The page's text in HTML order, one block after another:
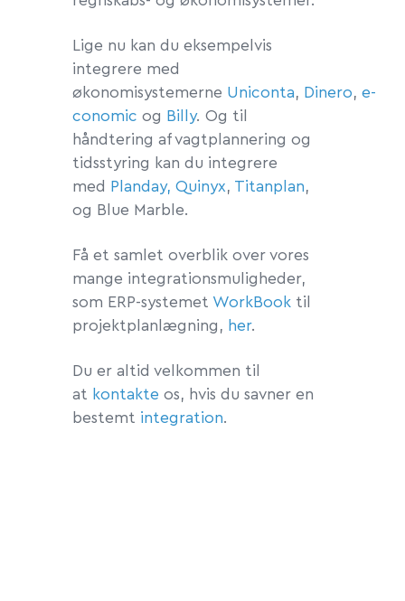
Lige nu kan du eksempelvis
integrere med
økonomisystemerne Uniconta, Dinero, e-
conomic og Billy. Og til
håndtering af vagtplannering og
tidsstyring kan du integrere
med
Planday, Quinyx, Titanplan,
og Blue Marble.
Få et samlet overblik over vores
mange integrationsmuligheder,
som ERP-systemet WorkBook til
projektplanlægning, her.
Du er altid velkommen til
at kontakte os, hvis du savner en
bestemt integration.